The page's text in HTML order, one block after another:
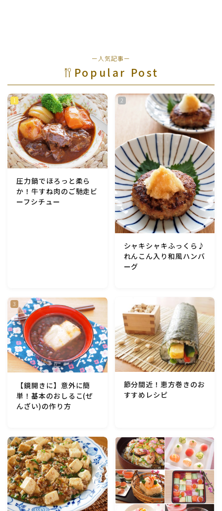
野菜料理(キャベツ・白菜・ほうれん草・レタス・小松
野菜料理(ズッキーニ・コーン・いんげん・そら豆・え
んどう・オクラ)
野菜料理(玉ねぎ・ねぎ・アボカド・青梗菜・セロリ・
アスパラガス)
根菜料理（にんじん・ごぼう・かぶ・大根・れんこん・
ビーツ)
芋類(じゃが芋・さつま芋・里芋・山芋)
もやし・豆苗・たけのこ・せり・ふき・その他山菜料理
洋菓子 (冷菓)
洋菓子 (その他)
和菓子
マクロビスイーツ・自然派おやつ
米/ご飯料理・もち料理
麺料理(パスタ・うどん・そうめん・春雨など)
ー人気記事ー
Popular Post
圧力鍋でほろっと柔ら
か！牛すね肉のご馳走ビ
ーフシチュー
シャキシャキふっくら♪
れんこん入り和風ハンバ
ーグ
【鏡開きに】意外に簡
単！基本のおしるこ(ぜ
んざい)の作り方
節分間近！恵方巻きのお
すすめレシピ